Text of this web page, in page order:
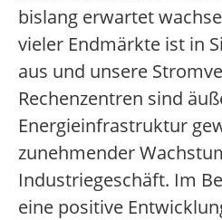
bislang erwartet
vieler Endmärkte ist in
aus und unsere
Rechenzentren sind
Energieinfrastruktur
zunehmender
Industriegeschäft. Im
eine positive